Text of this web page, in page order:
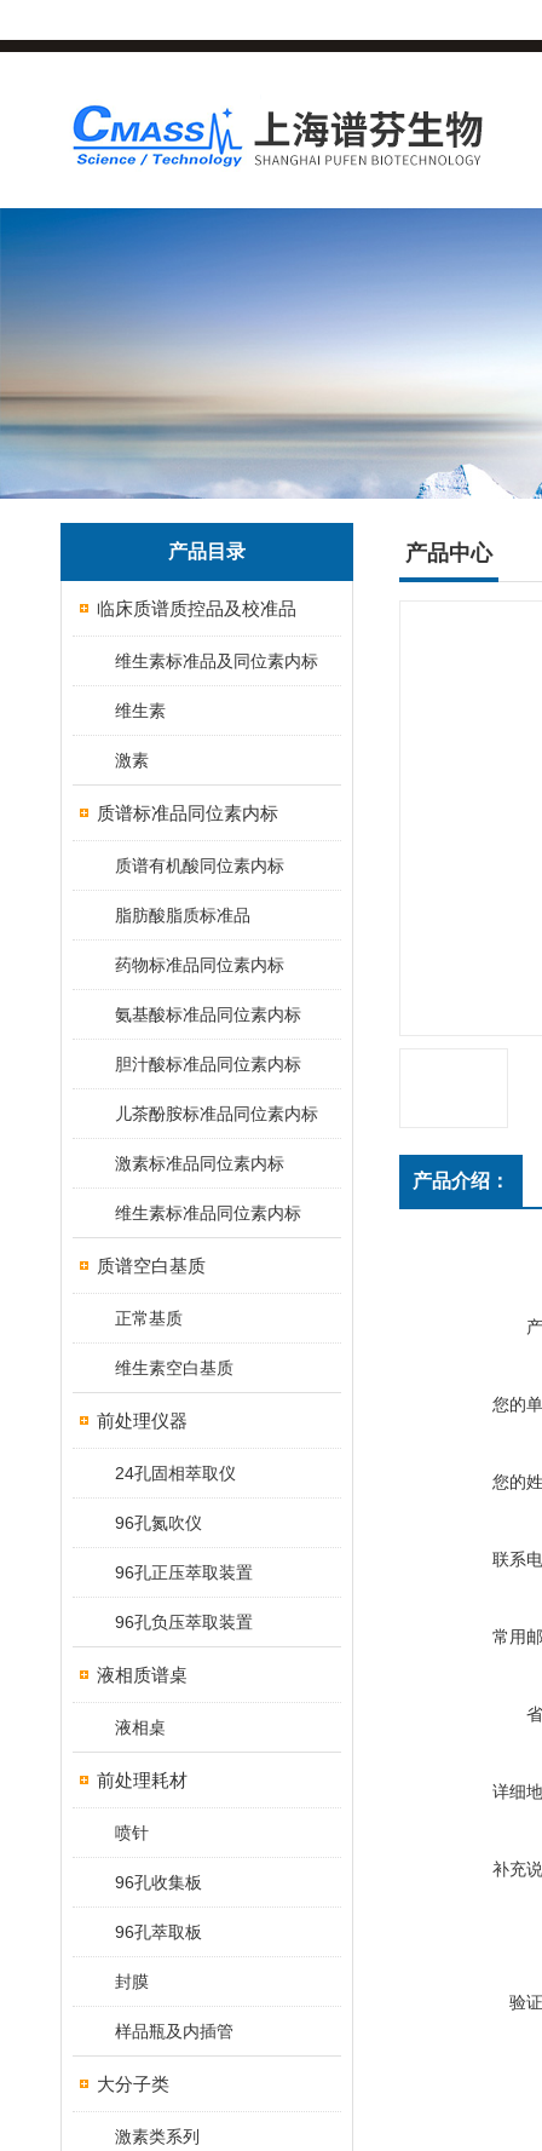
产品目录
临床质谱质控品及校准品
维生素标准品及同位素内标
维生素
激素
质谱标准品同位素内标
质谱有机酸同位素内标
脂肪酸脂质标准品
药物标准品同位素内标
氨基酸标准品同位素内标
胆汁酸标准品同位素内标
儿茶酚胺标准品同位素内标
激素标准品同位素内标
维生素标准品同位素内标
质谱空白基质
正常基质
维生素空白基质
前处理仪器
24孔固相萃取仪
96孔氮吹仪
96孔正压萃取装置
96孔负压萃取装置
液相质谱桌
液相桌
前处理耗材
喷针
96孔收集板
96孔萃取板
封膜
样品瓶及内插管
大分子类
激素类系列
产品中心
产品介绍：
您的
您的
联系
常用
详细
补充
验